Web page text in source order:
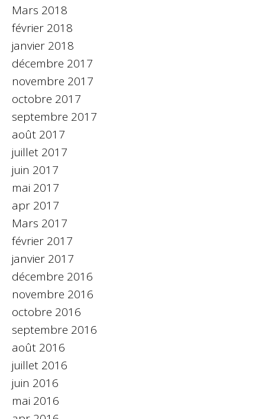
Mars 2018
février 2018
janvier 2018
décembre 2017
novembre 2017
octobre 2017
septembre 2017
août 2017
juillet 2017
juin 2017
mai 2017
apr 2017
Mars 2017
février 2017
janvier 2017
décembre 2016
novembre 2016
octobre 2016
septembre 2016
août 2016
juillet 2016
juin 2016
mai 2016